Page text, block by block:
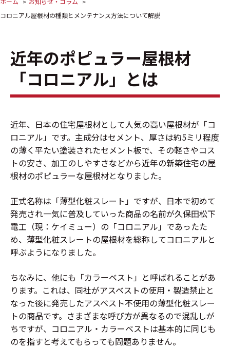
コロニアル屋根材の種類とメンテナンス方法について解説
近年のポピュラー屋根材
「コロニアル」とは
近年、日本の住宅屋根材として人気の高い屋根材が「コ
ロニアル」です。主成分はセメント、厚さは約5ミリ程度
の薄く平たい塗装されたセメント板で、その軽さやコス
トの安さ、加工のしやすさなどから近年の新築住宅の屋
根材のポピュラーな屋根材となりました。
正式名称は「薄型化粧スレート」ですが、日本で初めて
発売され一気に普及していった商品の名前が久保田松下
電工（現：ケイミュー）の「コロニアル」であったた
め、薄型化粧スレートの屋根材を総称してコロニアルと
呼ぶようになりました。
ちなみに、他にも「カラーベスト」と呼ばれることがあ
ります。これは、同社がアスベストの使用・製造禁止と
なった後に発売したアスベスト不使用の薄型化粧スレー
トの商品です。さまざまな呼び方が異なるので混乱しが
ちですが、コロニアル・カラーベストは基本的に同じも
のを指すと考えてもらっても問題ありません。